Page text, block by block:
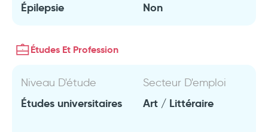
Épilepsie Non
Études Et Profession
Niveau D'étude
Études universitaires
Secteur D'emploi
Art / Littéraire